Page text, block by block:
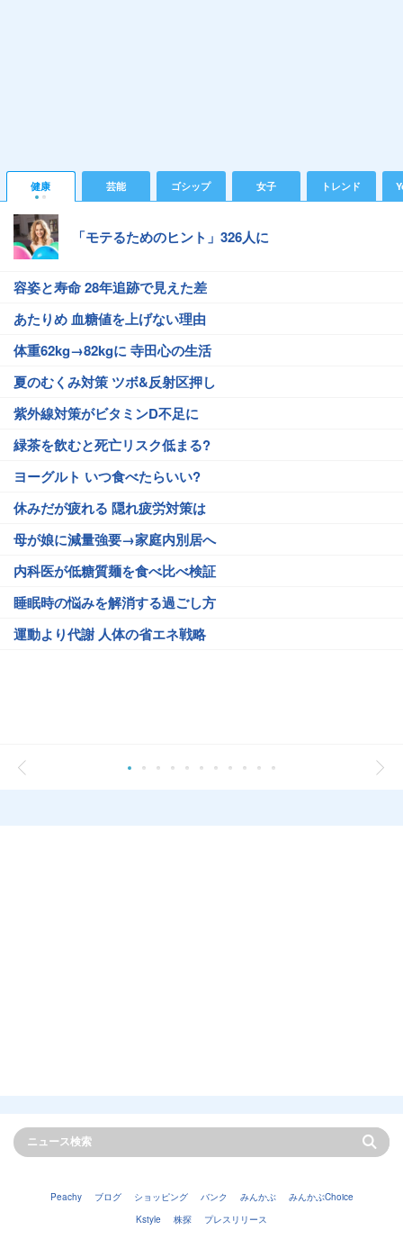
健康 芸能 ゴシップ 女子 トレンド
「モテるためのヒント」326人に
容姿と寿命 28年追跡で見えた差
あたりめ 血糖値を上げない理由
体重62kg→82kgに 寺田心の生活
夏のむくみ対策 ツボ&反射区押し
紫外線対策がビタミンD不足に
緑茶を飲むと死亡リスク低まる?
ヨーグルト いつ食べたらいい?
休みだが疲れる 隠れ疲労対策は
母が娘に減量強要→家庭内別居へ
内科医が低糖質麺を食べ比べ検証
睡眠時の悩みを解消する過ごし方
運動より代謝 人体の省エネ戦略
Peachy ブログ ショッピング バンク みんかぶ
みんかぶChoice
Kstyle
株探 プレスリリース